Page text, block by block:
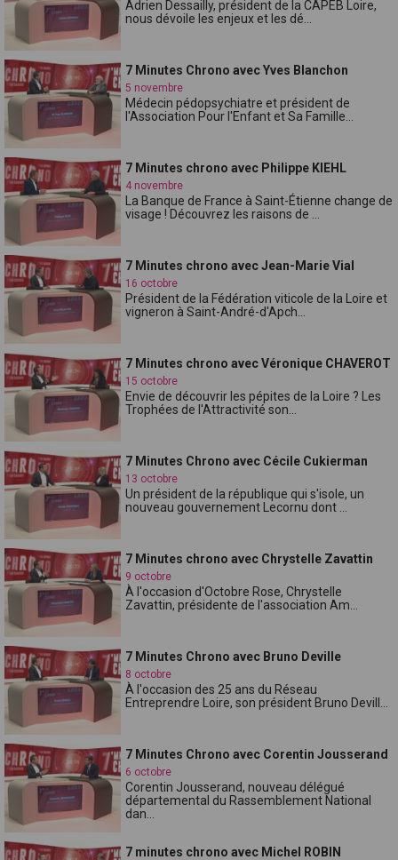
Adrien Dessailly, président de la CAPEB Loire,
nous dévoile les enjeux et les dé...
7 Minutes Chrono avec Yves Blanchon
5 novembre
Médecin pédopsychiatre et président de
l'Association Pour l'Enfant et Sa Famille...
7 Minutes chrono avec Philippe KIEHL
4 novembre
La Banque de France à Saint-Étienne change de
visage ! Découvrez les raisons de ...
7 Minutes chrono avec Jean-Marie Vial
16 octobre
Président de la Fédération viticole de la Loire et
vigneron à Saint-André-d'Apch...
7 Minutes chrono avec Véronique CHAVEROT
15 octobre
Envie de découvrir les pépites de la Loire ? Les
Trophées de l'Attractivité son...
7 Minutes Chrono avec Cécile Cukierman
13 octobre
Un président de la république qui s'isole, un
nouveau gouvernement Lecornu dont ...
7 Minutes chrono avec Chrystelle Zavattin
9 octobre
À l'occasion d'Octobre Rose, Chrystelle
Zavattin, présidente de l'association Am...
7 Minutes Chrono avec Bruno Deville
8 octobre
À l'occasion des 25 ans du Réseau
Entreprendre Loire, son président Bruno Devill...
7 Minutes Chrono avec Corentin Jousserand
6 octobre
Corentin Jousserand, nouveau délégué
départemental du Rassemblement National
dan...
7 minutes chrono avec Michel ROBIN